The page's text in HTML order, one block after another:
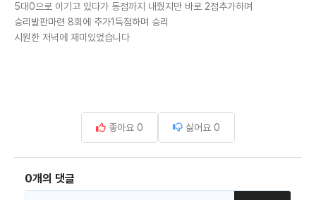
5대0으로 이기고 있다가 동점까지 내줬지만 바로 2점추가하며
승리발판마련 8회에 추가1득점하며 승리
시원한 저녁에 재미있었습니다
좋아요 0 싫어요 0
0개의 댓글